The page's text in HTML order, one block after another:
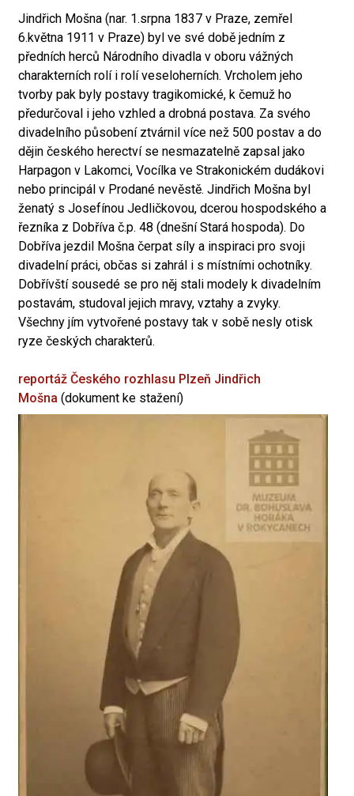
Jindřich Mošna (nar. 1.srpna 1837 v Praze, zemřel
6.května 1911 v Praze) byl ve své době jedním z
předních herců Národního divadla v oboru vážných
charakterních rolí i rolí veseloherních. Vrcholem jeho
tvorby pak byly postavy tragikomické, k čemuž ho
předurčoval i jeho vzhled a drobná postava. Za svého
divadelního působení ztvárnil více než 500 postav a do
dějin českého herectví se nesmazatelně zapsal jako
Harpagon v Lakomci, Vocílka ve Strakonickém dudákovi
nebo principál v Prodané nevěstě. Jindřich Mošna byl
ženatý s Josefínou Jedličkovou, dcerou hospodského a
řezníka z Dobříva č.p. 48 (dnešní Stará hospoda). Do
Dobříva jezdil Mošna čerpat síly a inspiraci pro svoji
divadelní práci, občas si zahrál i s místními ochotníky.
Dobřívští sousedé se pro něj stali modely k divadelním
postavám, studoval jejich mravy, vztahy a zvyky.
Všechny jím vytvořené postavy tak v sobě nesly otisk
ryze českých charakterů.
reportáž Českého rozhlasu Plzeň Jindřich
Mošna (dokument ke stažení)